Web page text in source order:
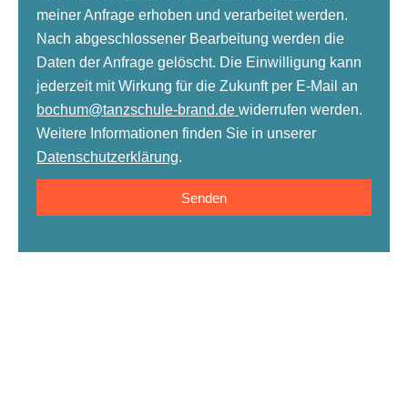
meiner Anfrage erhoben und verarbeitet werden.
Nach abgeschlossener Bearbeitung werden die
Daten der Anfrage gelöscht. Die Einwilligung kann
jederzeit mit Wirkung für die Zukunft per E-Mail an
bochum@tanzschule-brand.de widerrufen werden.
Weitere Informationen finden Sie in unserer
Datenschutzerklärung.
Senden